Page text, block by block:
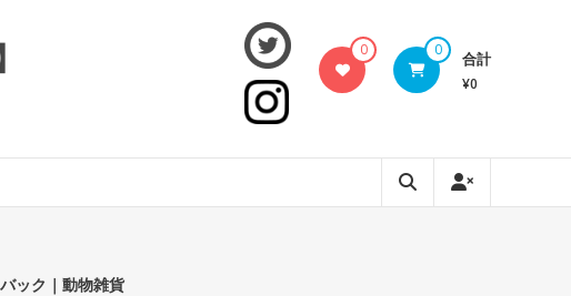
0 0 合計
¥0
ック｜動物雑貨